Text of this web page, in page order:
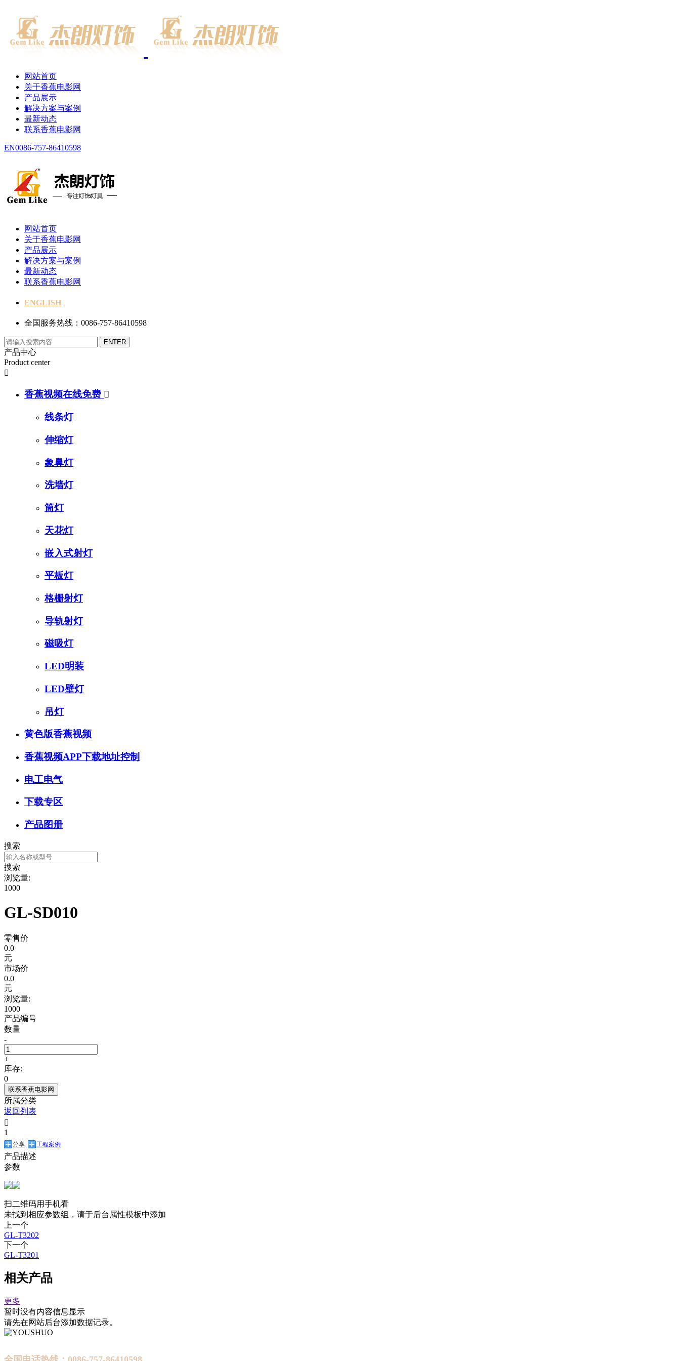
网站首页
关于香蕉电影网
产品展示
解决方案与案例
最新动态
联系香蕉电影网
EN0086-757-86410598
网站首页
关于香蕉电影网
产品展示
解决方案与案例
最新动态
联系香蕉电影网
ENGLISH
全国服务热线：0086-757-86410598
产品中心
Product center

香蕉视频在线免费 
线条灯
伸缩灯
象鼻灯
洗墙灯
筒灯
天花灯
嵌入式射灯
平板灯
格栅射灯
导轨射灯
磁吸灯
LED明装
LED壁灯
吊灯
黄色版香蕉视频
香蕉视频APP下载地址控制
电工电气
下载专区
产品图册
搜索
搜索
浏览量:
1000
GL-SD010
零售价
0.0
元
市场价
0.0
元
浏览量:
1000
产品编号
数量
-
+
库存:
0
联系香蕉电影网
所属分类
返回列表

1
分享 工程案例
产品描述
参数
扫二维码用手机看
未找到相应参数组，请于后台属性模板中添加
上一个
GL-T3202
下一个
GL-T3201
相关产品
更多
暂时没有内容信息显示
请先在网站后台添加数据记录。